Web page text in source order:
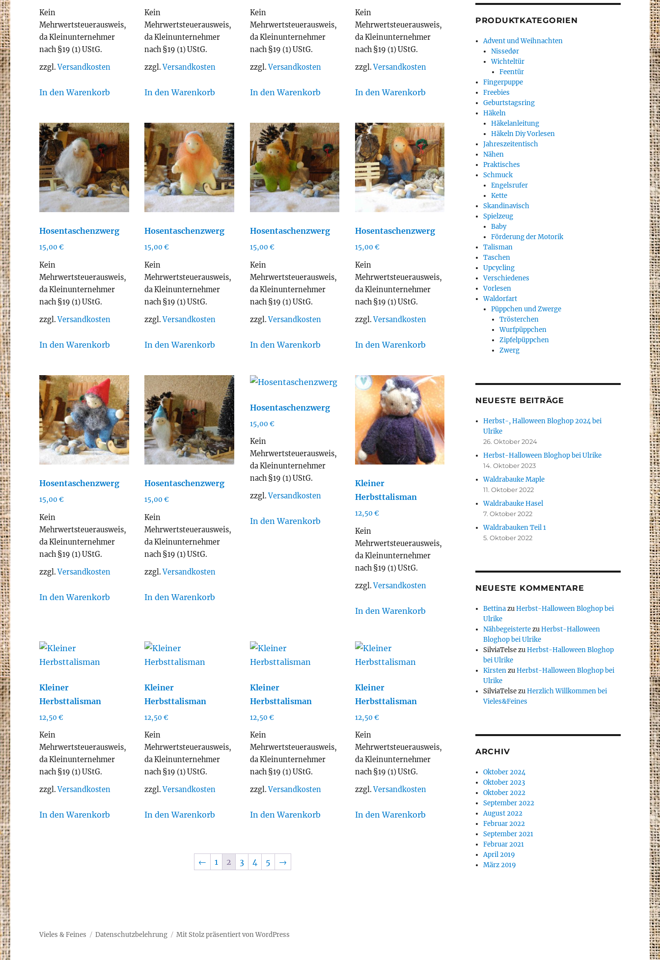
Kein
Mehrwertsteuerausweis,
da Kleinunternehmer
nach §19 (1) UStG.
zzgl.Versandkosten
In den Warenkorb
Kein
Mehrwertsteuerausweis,
da Kleinunternehmer
nach §19 (1) UStG.
zzgl.Versandkosten
In den Warenkorb
Kein
Mehrwertsteuerausweis,
da Kleinunternehmer
nach §19 (1) UStG.
zzgl.Versandkosten
In den Warenkorb
Kein
Mehrwertsteuerausweis,
da Kleinunternehmer
nach §19 (1) UStG.
zzgl.Versandkosten
In den Warenkorb
Hosentaschenzwerg
15,00€
Kein
Mehrwertsteuerausweis,
da Kleinunternehmer
nach §19 (1) UStG.
zzgl.Versandkosten
In den Warenkorb
Hosentaschenzwerg
15,00€
Kein
Mehrwertsteuerausweis,
da Kleinunternehmer
nach §19 (1) UStG.
zzgl.Versandkosten
In den Warenkorb
Hosentaschenzwerg
15,00 €
Kein
Mehrwertsteuerausweis,
da Kleinunternehmer
nach §19 (1) UStG.
zzgl.Versandkosten
In den Warenkorb
Hosentaschenzwerg
15,00 €
Kein
Mehrwertsteuerausweis,
da Kleinunternehmer
nach §19 (1) UStG.
zzgl.Versandkosten
In den Warenkorb
Hosentaschenzwerg
15,00€
Kein
Mehrwertsteuerausweis,
da Kleinunternehmer
nach §19 (1) UStG.
zzgl.Versandkosten
In den Warenkorb
Hosentaschenzwerg
15,00€
Kein
Mehrwertsteuerausweis,
da Kleinunternehmer
nach §19 (1) UStG.
zzgl.Versandkosten
In den Warenkorb
Hosentaschenzwerg
15,00 €
Kein
Mehrwertsteuerausweis,
da Kleinunternehmer
nach §19 (1) UStG.
zzgl.Versandkosten
In den Warenkorb
Kleiner
Herbsttalisman
12,50 €
Kein
Mehrwertsteuerausweis,
da Kleinunternehmer
nach §19 (1) UStG.
zzgl.Versandkosten
In den Warenkorb
Kleiner
Herbsttalisman
12,50€
Kein
Mehrwertsteuerausweis,
da Kleinunternehmer
nach §19 (1) UStG.
zzgl.Versandkosten
In den Warenkorb
Kleiner
Herbsttalisman
12,50€
Kein
Mehrwertsteuerausweis,
da Kleinunternehmer
nach §19 (1) UStG.
zzgl.Versandkosten
In den Warenkorb
Kleiner
Herbsttalisman
12,50 €
Kein
Mehrwertsteuerausweis,
da Kleinunternehmer
nach §19 (1) UStG.
zzgl.Versandkosten
In den Warenkorb
Kleiner
Herbsttalisman
12,50 €
Kein
Mehrwertsteuerausweis,
da Kleinunternehmer
nach §19 (1) UStG.
zzgl.Versandkosten
In den Warenkorb
← 1 2 3 4 5 →
PRODUKTKATEGORIEN
Advent und Weihnachten
Nissedør
Wichteltür
Feentür
Fingerpuppe
Freebies
Geburtstagsring
Häkeln
Häkelanleitung
Häkeln Diy Vorlesen
Jahreszeitentisch
Nähen
Praktisches
Schmuck
Engelsrufer
Kette
Skandinavisch
Spielzeug
Baby
Förderung der Motorik
Talisman
Taschen
Upcycling
Verschiedenes
Vorlesen
Waldorfart
Püppchen und Zwerge
Trösterchen
Wurfpüppchen
Zipfelpüppchen
Zwerg
NEUESTE BEITRÄGE
Herbst-, Halloween Bloghop 2024 bei
Ulrike
26. Oktober 2024
Herbst-Halloween Bloghop bei Ulrike
14. Oktober 2023
Waldrabauke Maple
11. Oktober 2022
Waldrabauke Hasel
7. Oktober 2022
Waldrabauken Teil 1
5. Oktober 2022
NEUESTE KOMMENTARE
BettinazuHerbst-Halloween Bloghop bei
Ulrike
NähbegeistertezuHerbst-Halloween
Bloghop bei Ulrike
SilviaTelsezuHerbst-Halloween Bloghop
bei Ulrike
KirstenzuHerbst-Halloween Bloghop bei
Ulrike
SilviaTelsezuHerzlich Willkommen bei
Vieles&Feines
ARCHIV
Oktober 2024
Oktober 2023
Oktober 2022
September 2022
August 2022
Februar 2022
September 2021
Februar 2021
April 2019
März 2019
Vieles & Feines Datenschutzbelehrung Mit Stolz präsentiert von WordPress